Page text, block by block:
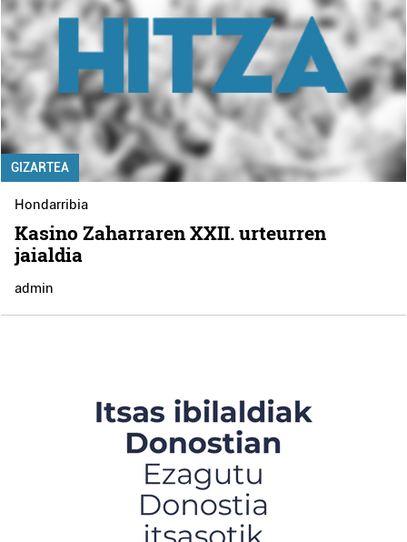
GIZARTEA
Hondarribia
Kasino Zaharraren XXII. urteurren
jaialdia
admin